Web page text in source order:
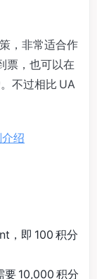
，非常适合作
票，也可以在
不过相比 UA
绍
，即 100 积分
要 10,000 积分